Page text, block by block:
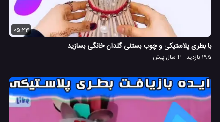
05:23
با بطری پلاستیکی و چوب بستنی گلدان خانگی بسازید
195 بازدید 4 سال پیش